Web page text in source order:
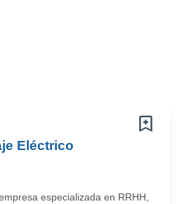
Eléctrico
especializada en RRHH,